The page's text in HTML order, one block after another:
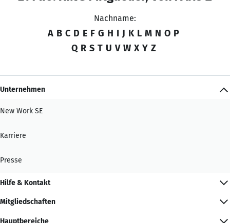
Nachname:
A B C D E F G H I J K L M N O P
Q R S T U V W X Y Z
Unternehmen
New Work SE
Karriere
Presse
Hilfe & Kontakt
Mitgliedschaften
Hauptbereiche